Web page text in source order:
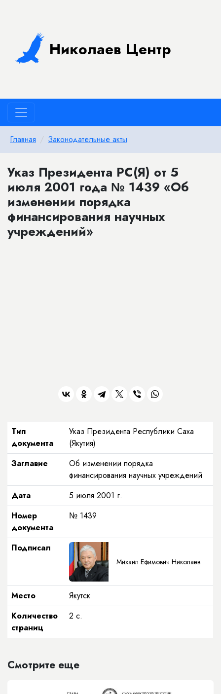
Николаев Центр
Главная Законодательные акты
Указ Президента РС(Я) от 5
июля 2001 года № 1439 «Об
изменении порядка
финансирования научных
учреждений»
Тип
документа
Указ Президента Республики Саха
(Якутия)
Заглавие
Об изменении порядка
финансирования научных учреждений
Дата
5 июля 2001 г.
Номер
документа
№ 1439
Подписал
Михаил Ефимович Николаев
Место
Якутск
Количество
страниц
2 с.
Смотрите еще